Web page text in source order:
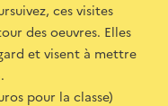
ces visites
des oeuvres. Elles
et visent à mettre
pour la classe)